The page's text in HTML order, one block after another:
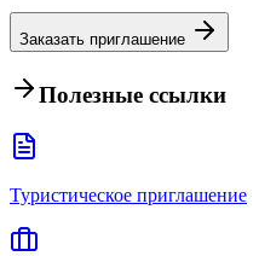
Заказать приглашение
Полезные ссылки
Туристическое приглашение